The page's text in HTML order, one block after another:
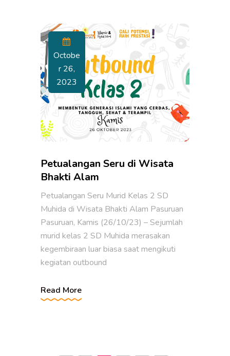
Octobe
R 26,
2023
Petualangan Seru di Wisata
Bhakti Alam
Petualangan Seru Murid Kelas 2 SD
Muhida di Wisata Bhakti Alam Pasuruan
Pasuruan, Kamis (26/10/23) – Sejumlah
murid kelas 2 SD Muhida merasakan
kegembiraan luar biasa saat mengikuti
kegiatan outbound
Read More